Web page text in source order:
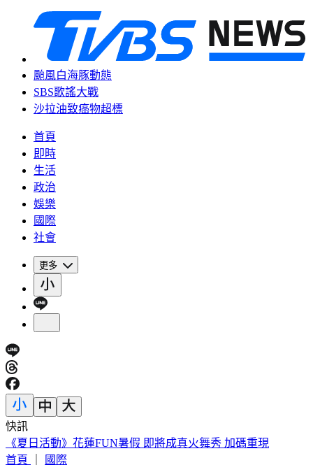
颱風白海豚動態
SBS歌謠大戰
沙拉油致癌物超標
首頁
即時
生活
政治
娛樂
國際
社會
更多
快訊
188萬《龍藏經》賣掉了！大戶不甩7折 店員爆「付現買原
價」